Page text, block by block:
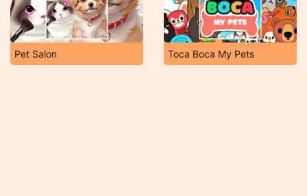
Pet Salon Toca Boca My Pets